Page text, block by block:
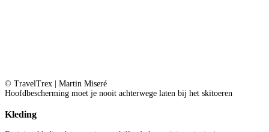
© TravelTrex | Martin Miseré
Hoofdbescherming moet je nooit achterwege laten bij het skitoeren
Kleding